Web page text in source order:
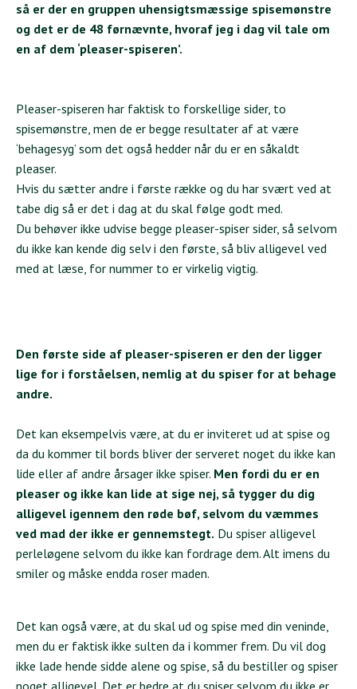
så er der en gruppen uhensigtsmæssige spisemønstre
og det er de 48 førnævnte, hvoraf jeg i dag vil tale om
en af dem ‘pleaser-spiseren’.
Pleaser-spiseren har faktisk to forskellige sider, to
spisemønstre, men de er begge resultater af at være
‘behagesyg’ som det også hedder når du er en såkaldt
pleaser.
Hvis du sætter andre i første række og du har svært ved at
tabe dig så er det i dag at du skal følge godt med.
Du behøver ikke udvise begge pleaser-spiser sider, så selvom
du ikke kan kende dig selv i den første, så bliv alligevel ved
med at læse, for nummer to er virkelig vigtig.
Den første side af pleaser-spiseren er den der ligger
lige for i forståelsen, nemlig at du spiser for at behage
andre.
Det kan eksempelvis være, at du er inviteret ud at spise og
da du kommer til bords bliver der serveret noget du ikke kan
lide eller af andre årsager ikke spiser. Men fordi du er en
pleaser og ikke kan lide at sige nej, så tygger du dig
alligevel igennem den røde bøf, selvom du væmmes
ved mad der ikke er gennemstegt. Du spiser alligevel
perleløgene selvom du ikke kan fordrage dem. Alt imens du
smiler og måske endda roser maden.
Det kan også være, at du skal ud og spise med din veninde,
men du er faktisk ikke sulten da i kommer frem. Du vil dog
ikke lade hende sidde alene og spise, så du bestiller og spiser